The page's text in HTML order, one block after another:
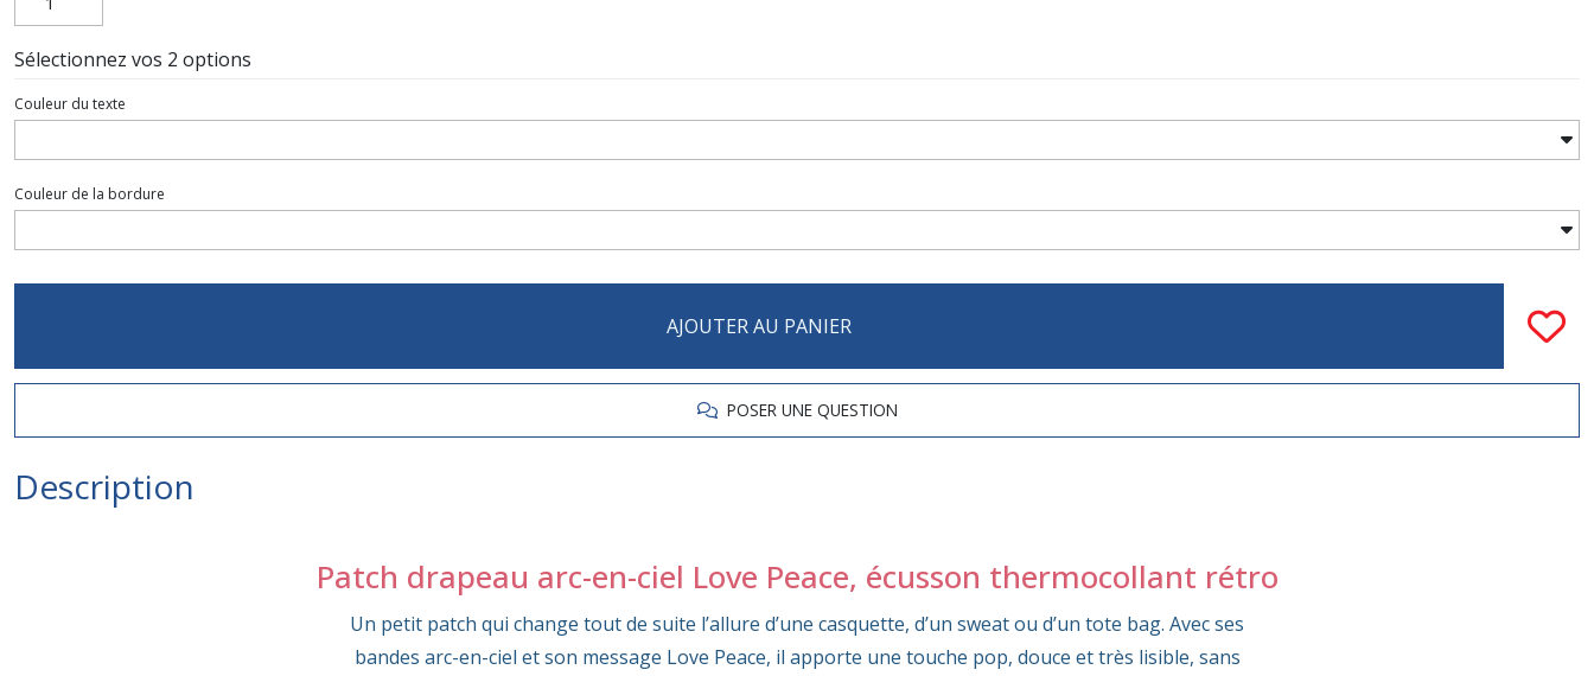
Sélectionnez vos 2 options
Couleur du texte
Couleur de la bordure
AJOUTER AU PANIER
POSER UNE QUESTION
Description
Patch drapeau arc-en-ciel Love Peace, écusson thermocollant rétro
Un petit patch qui change tout de suite l’allure d’une casquette, d’un sweat ou d’un tote bag. Avec ses
bandes arc-en-ciel et son message Love Peace, il apporte une touche pop, douce et très lisible, sans